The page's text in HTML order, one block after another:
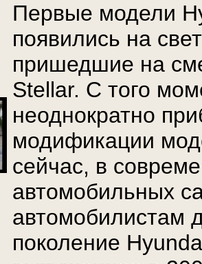
Первые модели
появились на
пришедшие на
Stellar. С того
неоднократно
модификации
сейчас, в
автомобильных
автомобилистам
поколение